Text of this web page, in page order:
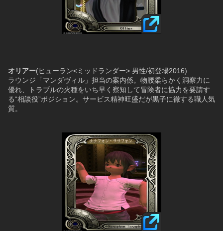
オリアー(ヒューラン<ミッドランダー> 男性/初登場2016)
ラウンジ「マンダヴィル」担当の案内係。物腰柔らかく洞察力に
優れ、トラブルの火種をいち早く察知して冒険者に協力を要請す
る“相談役”ポジション。サービス精神旺盛だが黒子に徹する職人気
質。